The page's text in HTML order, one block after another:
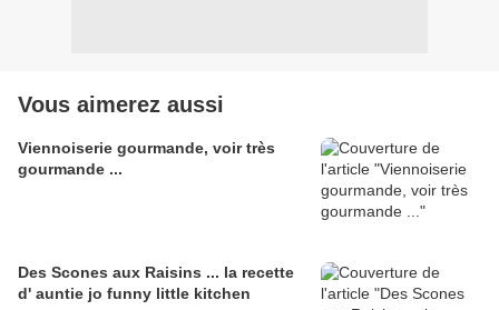
Vous aimerez aussi
Viennoiserie gourmande, voir très
gourmande ...
Des Scones aux Raisins ... la recette
d' auntie jo funny little kitchen